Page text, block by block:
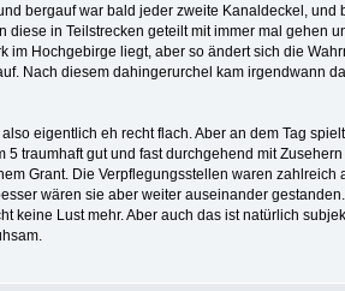
bergauf war bald jeder zweite Kanaldeckel,
in Teilstrecken geteilt mit immer mal gehen
im Hochgebirge liegt, aber so ändert sich die
Nach diesem dahingerurchel kam irgendwann
eigentlich eh recht flach. Aber an dem Tag
traumhaft gut und fast durchgehend mit
Grant. Die Verpflegungsstellen waren
wären sie aber weiter auseinander
keine Lust mehr. Aber auch das ist natürlich